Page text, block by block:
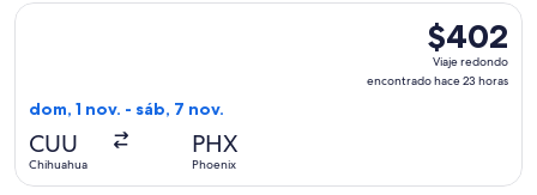
$402
Viaje
redondo,
$402
Viaje redondo
encontrado hace 23 horas
dom, 1 nov. - sáb, 7 nov.
CUU
Chihuahua
PHX
Phoenix
Seleccionar vuelo de Volaris, con salida el dom, 1 nov.